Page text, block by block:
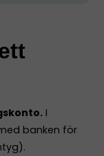
I
banken för